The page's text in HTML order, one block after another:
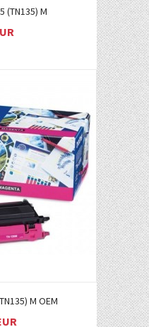
(TN135) M
M OEM